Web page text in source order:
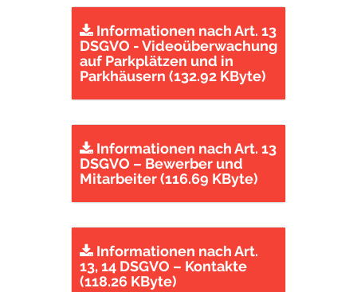
Informationen nach Art. 13
DSGVO - Videoüberwachung
auf Parkplätzen und in
Parkhäusern (132.92 KByte)
Informationen nach Art. 13
DSGVO – Bewerber und
Mitarbeiter (116.69 KByte)
Informationen nach Art.
13, 14 DSGVO – Kontakte
(118.26 KByte)